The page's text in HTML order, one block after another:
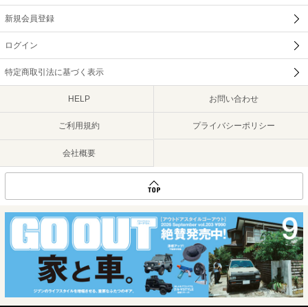
新規会員登録
ログイン
特定商取引法に基づく表示
HELP お問い合わせ
ご利用規約 プライバシーポリシー
会社概要